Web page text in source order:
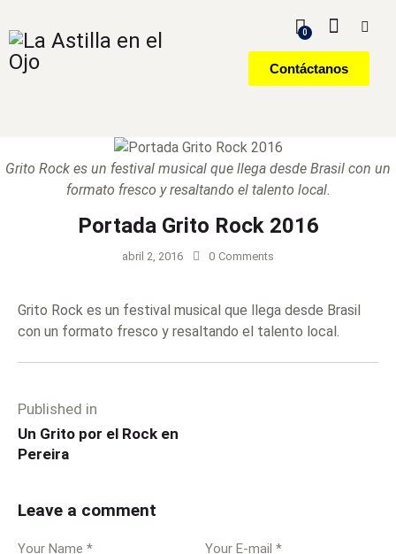
0
Contáctanos
Grito Rock es un festival musical que llega desde Brasil con un
formato fresco y resaltando el talento local.
Portada Grito Rock 2016
abril 2, 2016 0 Comments
Grito Rock es un festival musical que llega desde Brasil
con un formato fresco y resaltando el talento local.
Published in
Un Grito por el Rock en
Pereira
Leave a comment